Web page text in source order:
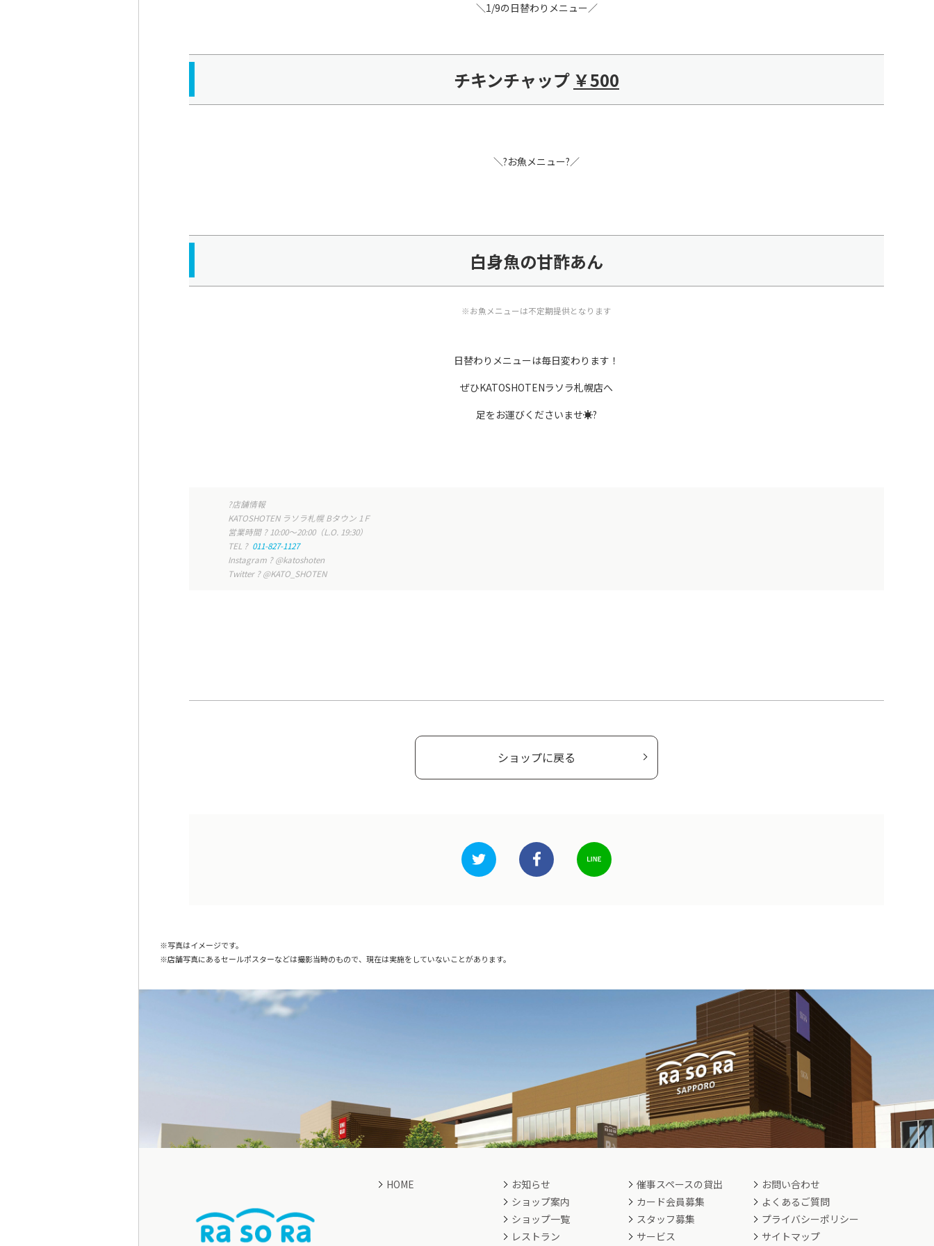
＼1/9の日替わりメニュー／
チキンチャップ ￥500
＼?お魚メニュー?／
白身魚の甘酢あん
※お魚メニューは不定期提供となります
日替わりメニューは毎日変わります！
ぜひKATOSHOTENラソラ札幌店へ
足をお運びくださいませ☀?
?店舗情報
KATOSHOTEN ラソラ札幌Bタウン 1 Ｆ
営業時間 ?10:00〜20:00（L.O. 19:30）
TEL ? 011-827-1127
Instagram ?@katoshoten
Twitter ?@KATO_SHOTEN
ショップに戻る
写真はイメージです。
店舗写真にあるセールポスターなどは撮影当時のもので、現在は実施をしていないことがあります。
HOME
お知らせ
ショップ案内
ショップ一覧
レストラン
催事スペースの貸出
カード会員募集
スタッフ募集
サービス
お問い合わせ
よくあるご質問
プライバシーポリシー
サイトマップ